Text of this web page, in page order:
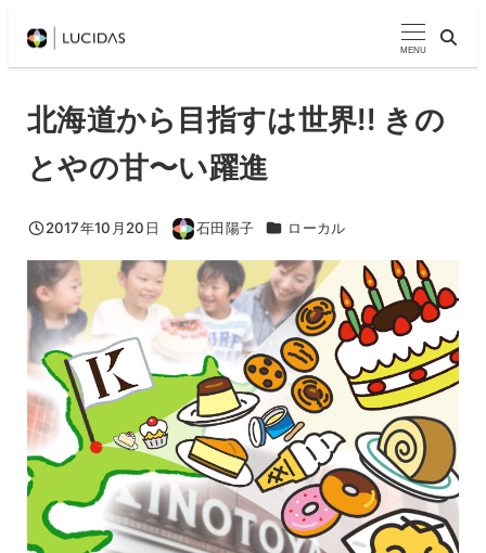
MENU
北海道から目指すは世界!! きの
とやの甘〜い躍進
投稿日
2017年10月20日
著
者
石田陽子 カテゴリー
ローカル